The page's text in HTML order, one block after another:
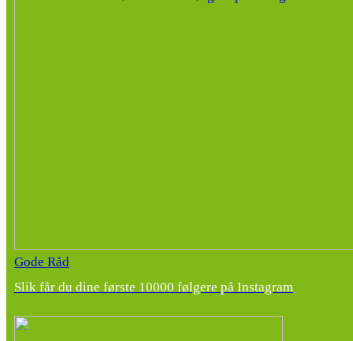
Gode Råd
Slik får du dine første 10000 følgere på Instagram